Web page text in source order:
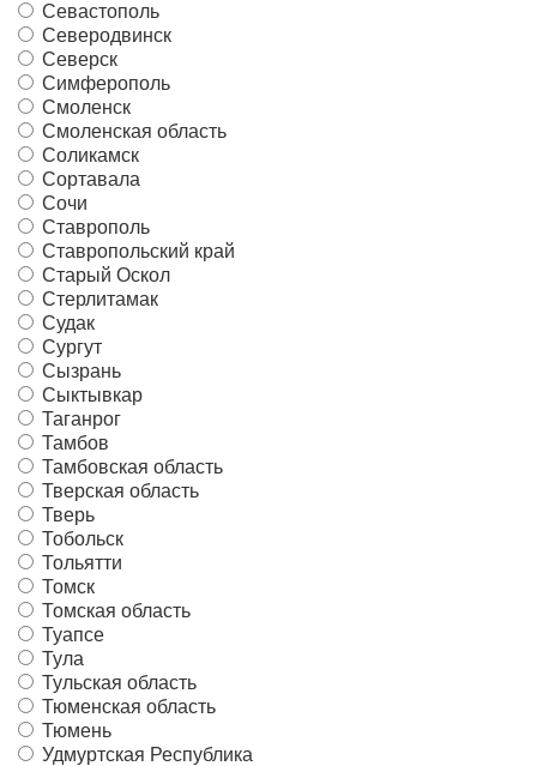
Севастополь
Северодвинск
Северск
Симферополь
Смоленск
Смоленская область
Соликамск
Сортавала
Сочи
Ставрополь
Ставропольский край
Старый Оскол
Стерлитамак
Судак
Сургут
Сызрань
Сыктывкар
Таганрог
Тамбов
Тамбовская область
Тверская область
Тверь
Тобольск
Тольятти
Томск
Томская область
Туапсе
Тула
Тульская область
Тюменская область
Тюмень
Удмуртская Республика